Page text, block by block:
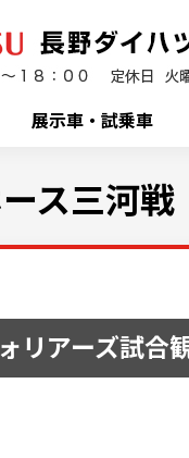
展示車・試乗車
ス三河戦
リアーズ試合